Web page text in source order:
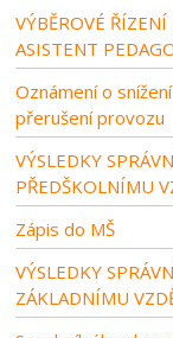
VÝBĚROVÉ
ASISTENT
Oznámení o
přerušení provozu
VÝSLEDKY
PŘEDŠKOLNÍMU
Zápis do MŠ
VÝSLEDKY
ZÁKLADNÍMU